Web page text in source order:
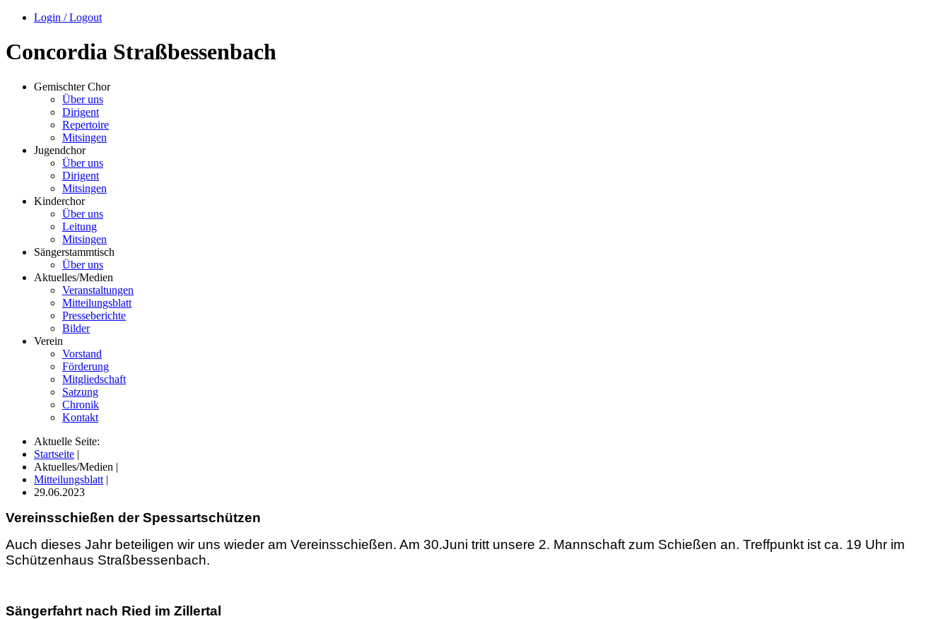
Login / Logout
Concordia Straßbessenbach
Gemischter Chor
Über uns
Dirigent
Repertoire
Mitsingen
Jugendchor
Über uns
Dirigent
Mitsingen
Kinderchor
Über uns
Leitung
Mitsingen
Sängerstammtisch
Über uns
Aktuelles/Medien
Veranstaltungen
Mitteilungsblatt
Presseberichte
Bilder
Verein
Vorstand
Förderung
Mitgliedschaft
Satzung
Chronik
Kontakt
Aktuelle Seite:
Startseite |
Aktuelles/Medien |
Mitteilungsblatt |
29.06.2023
Vereinsschießen der Spessartschützen
Auch dieses Jahr beteiligen wir uns wieder am Vereinsschießen. Am 30.Juni tritt unsere 2. Mannschaft zum Schießen an. Treffpunkt ist ca. 19 Uhr im
Schützenhaus Straßbessenbach.
Sängerfahrt nach Ried im Zillertal